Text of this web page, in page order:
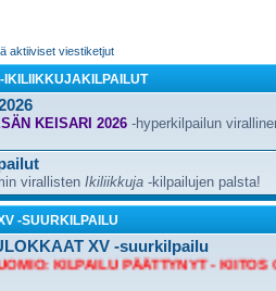
aktiiviset viestiketjut
IKILIIKKUJAKILPAILUT
KEISARI 2026 -hyperkilpailun
virallisten Ikiliikkuja -kilpailujen palsta!
-SUURKILPAILU
XV -suurkilpailu
KILPAILU PÄÄTTYNYT - KIITOS